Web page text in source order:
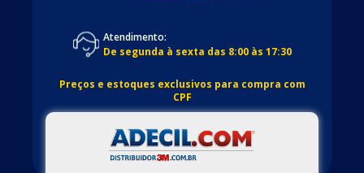
Atendimento:
De segunda à sexta das 8:00 às 17:30
Preços e estoques exclusivos para compra com
CPF